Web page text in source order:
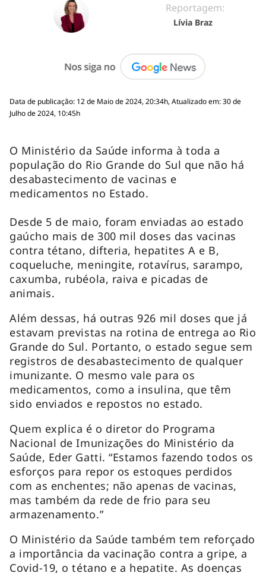
Reportagem:
Lívia Braz
Data de publicação: 12 de Maio de 2024, 20:34h, Atualizado em: 30 de
Julho de 2024, 10:45h
O Ministério da Saúde informa à toda a
população do Rio Grande do Sul que não há
desabastecimento de vacinas e
medicamentos no Estado.
Desde 5 de maio, foram enviadas ao estado
gaúcho mais de 300 mil doses das vacinas
contra tétano, difteria, hepatites A e B,
coqueluche, meningite, rotavírus, sarampo,
caxumba, rubéola, raiva e picadas de
animais.
Além dessas, há outras 926 mil doses que já
estavam previstas na rotina de entrega ao Rio
Grande do Sul. Portanto, o estado segue sem
registros de desabastecimento de qualquer
imunizante. O mesmo vale para os
medicamentos, como a insulina, que têm
sido enviados e repostos no estado.
Quem explica é o diretor do Programa
Nacional de Imunizações do Ministério da
Saúde, Eder Gatti. “Estamos fazendo todos os
esforços para repor os estoques perdidos
com as enchentes; não apenas de vacinas,
mas também da rede de frio para seu
armazenamento.”
O Ministério da Saúde também tem reforçado
a importância da vacinação contra a gripe, a
Covid-19, o tétano e a hepatite. As doenças